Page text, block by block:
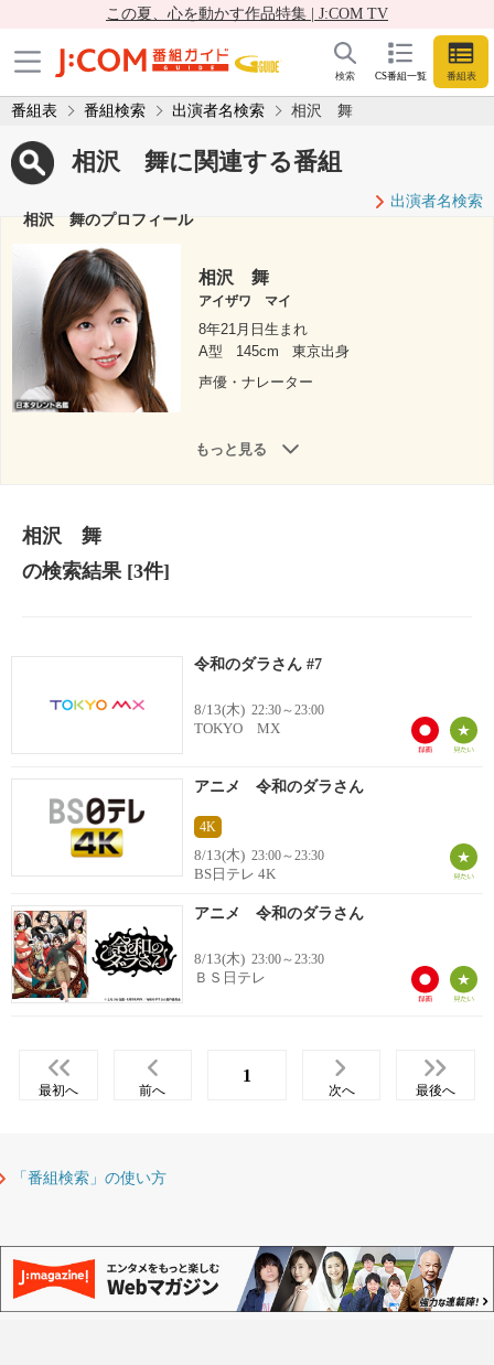
この夏、心を動かす作品特集 | J:COM TV
CS番組一覧 番組表
検索
番組表 番組検索 出演者名検索 相沢 舞
相沢 舞に関連する番組
出演者名検索
相沢 舞のプロフィール
相沢 舞
アイザワ マイ
8年21月日生まれ
A型
145cm
東京出身
声優・ナレーター
もっと見る
相沢 舞
の検索結果[3件]
令和のダラさん #7
8/13(木) 22:30～23:00
TOKYO MX
アニメ 令和のダラさん
4K
8/13(木) 23:00～23:30
BS日テレ 4K
アニメ 令和のダラさん
8/13(木) 23:00～23:30
ＢＳ日テレ
最初へ 前へ
1
次へ 最後へ
「番組検索」の使い方